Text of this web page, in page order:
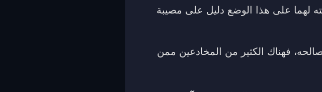
لهما على هذا الوضع دليل على مصيبة
فهناك الكثير من المخادعين ممن